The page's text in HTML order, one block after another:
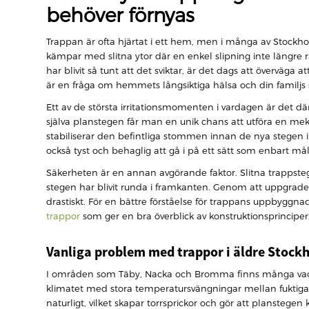
behöver förnyas
Trappan är ofta hjärtat i ett hem, men i många av
kämpar med slitna ytor där en enkel slipning inte längre
har blivit så tunt att det sviktar, är det dags att överväga
är en fråga om hemmets långsiktiga hälsa och din familjs
Ett av de största irritationsmomenten i vardagen är det
själva planstegen får man en unik chans att utföra en
stabiliserar den befintliga stommen innan de nya
också tyst och behaglig att gå i på ett sätt som enbart
Säkerheten är en annan avgörande faktor. Slitna
stegen har blivit runda i framkanten. Genom att
drastiskt. För en bättre förståelse för trappans
trappor som ger en bra överblick av
Vanliga problem med trappor i äldre
I områden som Täby, Nacka och Bromma finns många
klimatet med stora temperatursvängningar mellan
naturligt, vilket skapar torrsprickor och gör att planstegen